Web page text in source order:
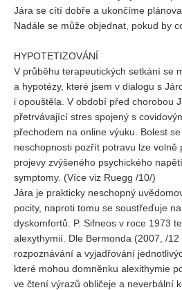
Jára se cítí dobře a ukončíme
Nadále se může objednat, pokud by
HYPOTETIZOVÁNÍ
V průběhu terapeutických setkání se
a hypotézy, které jsem v dialogu s
i opouštěla. V období před chorobou
přetrvávající stres spojený s
přechodem na online výuku. Bolest
neschopnosti pozřít potravu lze volně
projevy zvýšeného psychického
symptomy. (Více viz Ruegg /10/)
Jára je prakticky neschopný
pocity, naproti tomu se soustřeďuje
dyskomfortů. P. Sifneos v roce 1973
alexythymií. Dle Bermonda (2007, /
rozpoznávání a vyjadřování
které mohou domněnku alexithymie
ve čtení výrazů obličeje a neverbální